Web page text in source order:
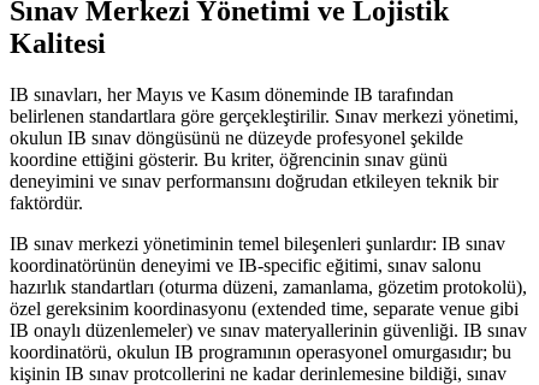
Sınav Merkezi Yönetimi ve Lojistik
Kalitesi
IB sınavları, her Mayıs ve Kasım döneminde IB tarafından
belirlenen standartlara göre gerçekleştirilir. Sınav merkezi yönetimi,
okulun IB sınav döngüsünü ne düzeyde profesyonel şekilde
koordine ettiğini gösterir. Bu kriter, öğrencinin sınav günü
deneyimini ve sınav performansını doğrudan etkileyen teknik bir
faktördür.
IB sınav merkezi yönetiminin temel bileşenleri şunlardır: IB sınav
koordinatörünün deneyimi ve IB-specific eğitimi, sınav salonu
hazırlık standartları (oturma düzeni, zamanlama, gözetim protokolü),
özel gereksinim koordinasyonu (extended time, separate venue gibi
IB onaylı düzenlemeler) ve sınav materyallerinin güvenliği. IB sınav
koordinatörü, okulun IB programının operasyonel omurgasıdır; bu
kişinin IB sınav protcollerini ne kadar derinlemesine bildiği, sınav